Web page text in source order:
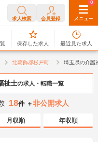
求人検索 会員登録 メニュー
0
保存した求人
0
最近見た求人
北葛飾郡杉戸町 埼玉県の介護
祉士の求人・転職一覧
18件 ＋非公開求人
月収順 年収順